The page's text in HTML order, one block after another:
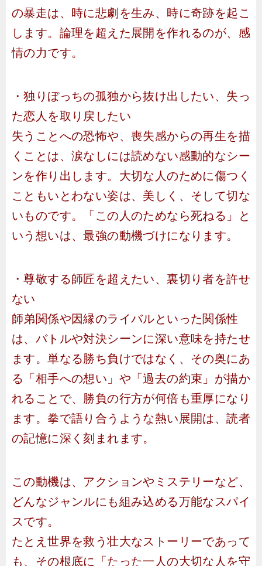
の暴走は、時に悲劇を生み、時に奇跡を起こ
します。論理を超えた展開を作れるのが、感
情の力です。
・独りぼっちの孤独から抜け出したい、失っ
た恋人を取り戻したい
失うことへの恐怖や、喪失感からの再生を描
くことは、涙なしには読めない感動的なシー
ンを作り出します。大切な人のために傷つく
こともいとわない姿は、美しく、そして切な
いものです。「この人のためなら死ねる」と
いう想いは、最強の動機づけになります。
・尊敬する師匠を超えたい、裏切り者を許せ
ない
師弟関係や因縁のライバルといった関係性
は、バトルや対決シーンに深い意味を持たせ
ます。単なる勝ち負けではなく、その奥にあ
る「相手への想い」や「過去の約束」が描か
れることで、勝負の行方が何倍も重厚になり
ます。拳で語り合うような熱い展開は、読者
の記憶に深く刻まれます。
この動機は、アクションやミステリーなど、
どんなジャンルにも組み込める万能なスパイ
スです。
たとえ世界を救う壮大なストーリーであって
も、その根底に「たった一人の大切な人を守